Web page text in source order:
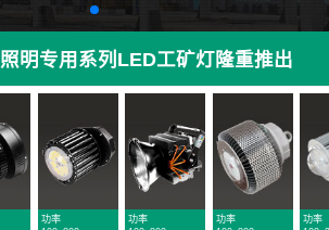
明专用系列LED工矿灯隆重推出